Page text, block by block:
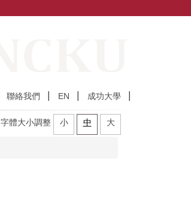
聯絡我們 EN 成功大學
字體大小調整 小 中 大